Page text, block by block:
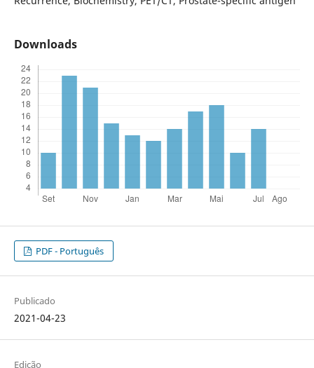
Downloads
PDF - Português
Publicado
2021-04-23
Edição